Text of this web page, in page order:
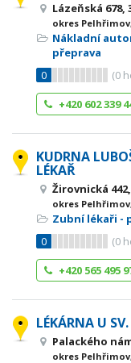
Lázeňská 678,
okres
Nákladní
přeprava
0
(0
+420 602 339
KUDRNA
LÉKAŘ
Žirovnická
okres
Zubní lékaři -
0
(0
+420 565 495
LÉKÁRNA U
Palackého
okres